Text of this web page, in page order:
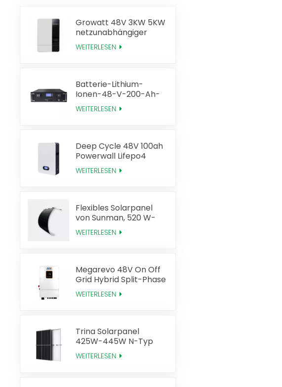
Growatt 48V 3KW 5KW
netzunabhängiger
Solarwechselrichter
WEITERLESEN
Batterie-Lithium-
Ionen-48-V-200-Ah-
Lifepo4-Batterie-Rack
WEITERLESEN
Deep Cycle 48V 100ah
Powerwall Lifepo4
Solarbatterie
WEITERLESEN
Flexibles Solarpanel
von Sunman, 520 W-
Technologie, hohe
Effizienz
WEITERLESEN
Megarevo 48V On Off
Grid Hybrid Split-Phase
Solar-Wechselrichter
US-Version
WEITERLESEN
Trina Solarpanel
425W-445W N-Typ
Mono Perc
WEITERLESEN